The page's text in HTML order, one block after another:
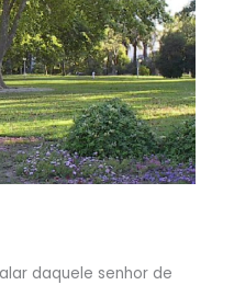
daquele senhor de